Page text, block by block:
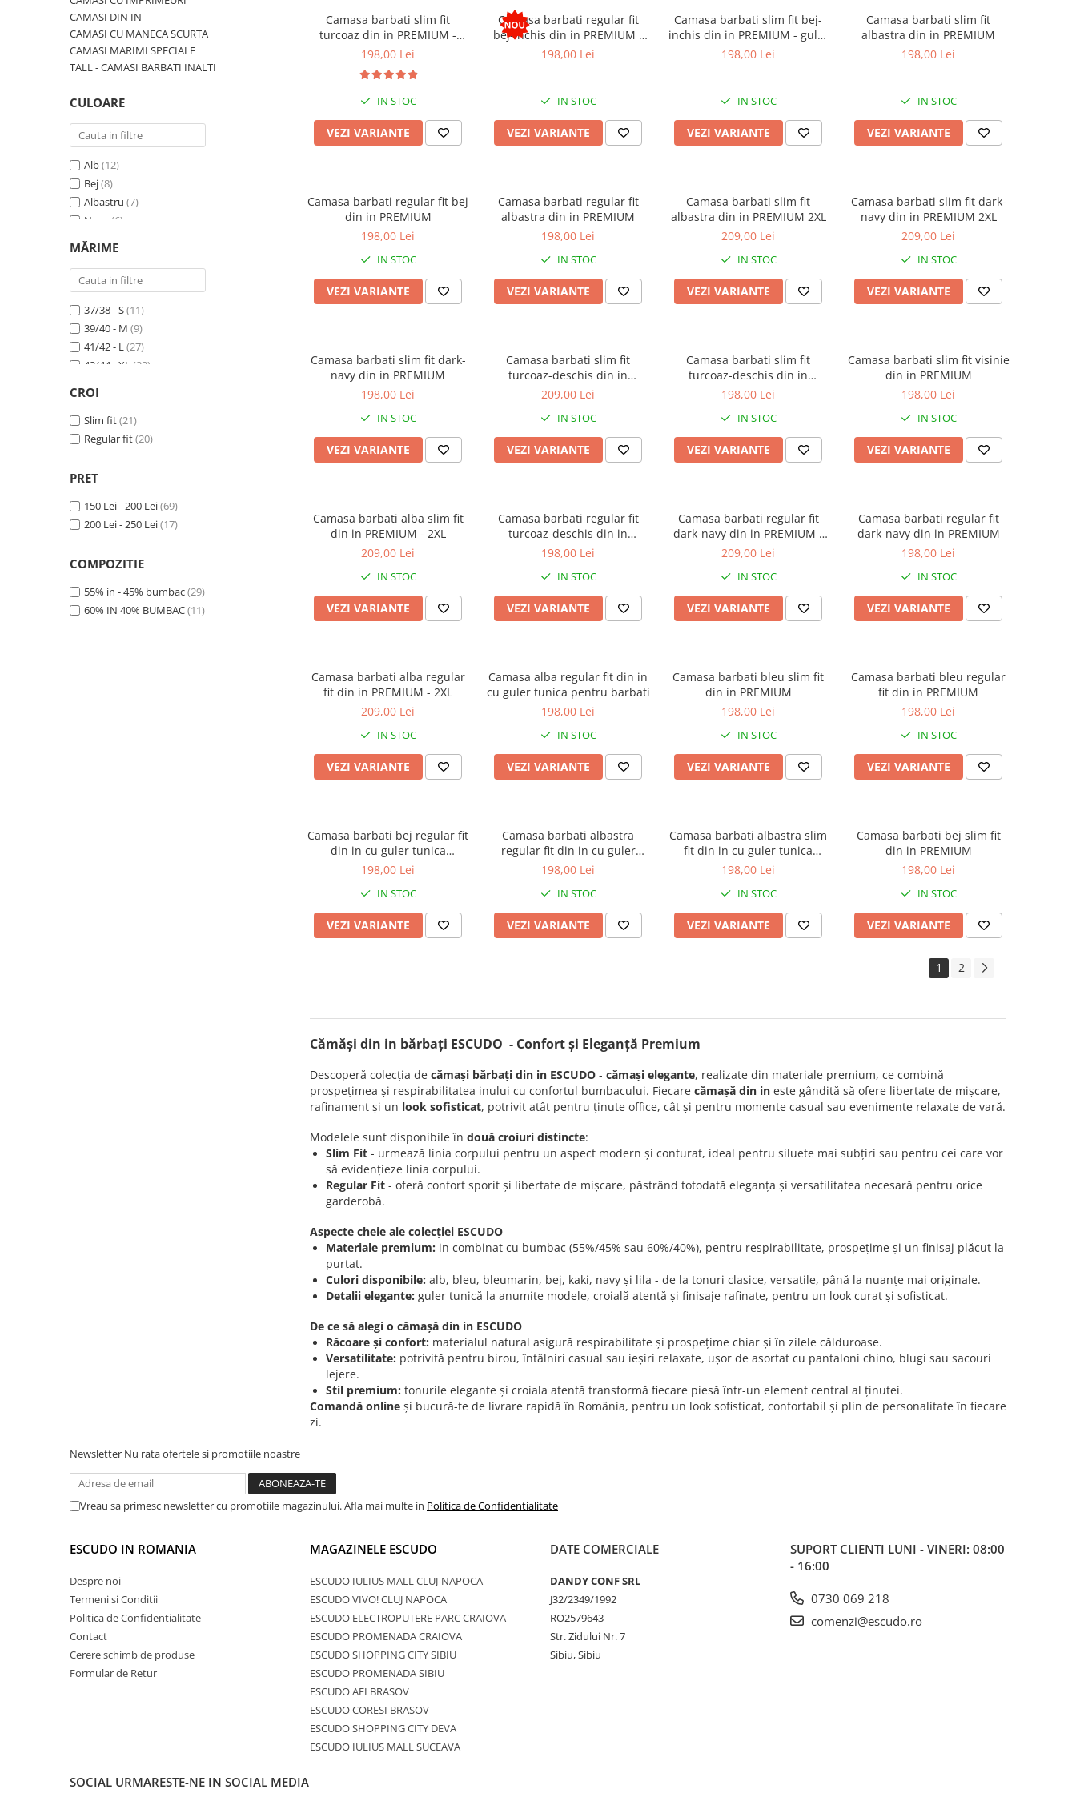
CAMASI DIN IN
CAMASI CU MANECA SCURTA
CAMASI MARIMI SPECIALE
TALL - CAMASI BARBATI INALTI
CULOARE
Alb(12)
Bej(8)
Albastru (7)
Navy (6)
Turcoaz
Bleu (2)
Jeans (1)
Visiniu(1)
MĂRIME
37/38 - S(11)
39/40 - M (9)
41/42 - L(27)
43/44 - XL (22)
46 - 2XL
CROI
Slim fit(21)
Regular fit(20)
PRET
150 Lei - 200 Lei(69)
200 Lei - 250 Lei(17)
COMPOZITIE
55% in - 45% bumbac(29)
60% IN 40% BUMBAC(11)
Camasa barbati slim fit
turcoaz din in PREMIUM -
guler tunica
198,00 Lei
IN STOC
VEZI VARIANTE
Camasa barbati regular fit
bej-inchis din in PREMIUM -
guler tunica
198,00 Lei
IN STOC
VEZI VARIANTE
Camasa barbati slim fit bej-
inchis din in PREMIUM - guler
tunica
198,00 Lei
IN STOC
VEZI VARIANTE
Camasa barbati slim fit
albastra din in PREMIUM
198,00 Lei
IN STOC
VEZI VARIANTE
Camasa barbati regular fit bej
din in PREMIUM
198,00 Lei
IN STOC
VEZI VARIANTE
Camasa barbati regular fit
albastra din in PREMIUM
198,00 Lei
IN STOC
VEZI VARIANTE
Camasa barbati slim fit
albastra din in PREMIUM 2XL
209,00 Lei
IN STOC
VEZI VARIANTE
Camasa barbati slim fit dark-
navy din in PREMIUM 2XL
209,00 Lei
IN STOC
VEZI VARIANTE
Camasa barbati slim fit dark-
navy din in PREMIUM
198,00 Lei
IN STOC
VEZI VARIANTE
Camasa barbati slim fit
turcoaz-deschis din in
PREMIUM - 2XL
209,00 Lei
IN STOC
VEZI VARIANTE
Camasa barbati slim fit
turcoaz-deschis din in
PREMIUM
198,00 Lei
IN STOC
VEZI VARIANTE
Camasa barbati slim fit visinie
din in PREMIUM
198,00 Lei
IN STOC
VEZI VARIANTE
Camasa barbati alba slim fit
din in PREMIUM - 2XL
209,00 Lei
IN STOC
VEZI VARIANTE
Camasa barbati regular fit
turcoaz-deschis din in
PREMIUM
198,00 Lei
IN STOC
VEZI VARIANTE
Camasa barbati regular fit
dark-navy din in PREMIUM -
2XL
209,00 Lei
IN STOC
VEZI VARIANTE
Camasa barbati regular fit
dark-navy din in PREMIUM
198,00 Lei
IN STOC
VEZI VARIANTE
Camasa barbati alba regular
fit din in PREMIUM - 2XL
209,00 Lei
IN STOC
VEZI VARIANTE
Camasa alba regular fit din in
cu guler tunica pentru barbati
198,00 Lei
IN STOC
VEZI VARIANTE
Camasa barbati bleu slim fit
din in PREMIUM
198,00 Lei
IN STOC
VEZI VARIANTE
Camasa barbati bleu regular
fit din in PREMIUM
198,00 Lei
IN STOC
VEZI VARIANTE
Camasa barbati bej regular fit
din in cu guler tunica
PREMIUM
198,00 Lei
IN STOC
VEZI VARIANTE
Camasa barbati albastra
regular fit din in cu guler
tunica PREMIUM
198,00 Lei
IN STOC
VEZI VARIANTE
Camasa barbati albastra slim
fit din in cu guler tunica
PREMIUM
198,00 Lei
IN STOC
VEZI VARIANTE
Camasa barbati bej slim fit
din in PREMIUM
198,00 Lei
IN STOC
VEZI VARIANTE
1 2
Cămăși din in bărbați ESCUDO - Confort și Eleganță Premium
Descoperă colecția de cămași bărbați din in ESCUDO - cămași elegante, realizate din materiale premium, ce combină
prospețimea și respirabilitatea inului cu confortul bumbacului. Fiecare cămașă din in este gândită să ofere libertate de mișcare,
rafinament și un look sofisticat, potrivit atât pentru ținute office, cât și pentru momente casual sau evenimente relaxate de vară.
Modelele sunt disponibile în două croiuri distincte:
Slim Fit - urmează linia corpului pentru un aspect modern și conturat, ideal pentru siluete mai subțiri sau pentru cei care vor
să evidențieze linia corpului.
Regular Fit - oferă confort sporit și libertate de mișcare, păstrând totodată eleganța și versatilitatea necesară pentru orice
garderobă.
Aspecte cheie ale colecției ESCUDO
Materiale premium: in combinat cu bumbac (55%/45% sau 60%/40%), pentru respirabilitate, prospețime și un finisaj plăcut la
purtat.
Culori disponibile: alb, bleu, bleumarin, bej, kaki, navy și lila - de la tonuri clasice, versatile, până la nuanțe mai originale.
Detalii elegante: guler tunică la anumite modele, croială atentă și finisaje rafinate, pentru un look curat și sofisticat.
De ce să alegi o cămașă din in ESCUDO
Răcoare și confort: materialul natural asigură respirabilitate și prospețime chiar și în zilele călduroase.
Versatilitate: potrivită pentru birou, întâlniri casual sau ieșiri relaxate, ușor de asortat cu pantaloni chino, blugi sau sacouri
lejere.
Stil premium: tonurile elegante și croiala atentă transformă fiecare piesă într-un element central al ținutei.
Comandă online și bucură-te de livrare rapidă în România, pentru un look sofisticat, confortabil și plin de personalitate în fiecare
zi.
Newsletter Nu rata ofertele si promotiile noastre
Vreau sa primesc newsletter cu promotiile magazinului. Afla mai multe in Politica de Confidentialitate
ESCUDO IN ROMANIA
Despre noi
Termeni si Conditii
Politica de Confidentialitate
Contact
Cerere schimb de produse
Formular de Retur
MAGAZINELE ESCUDO
ESCUDO IULIUS MALL CLUJ-NAPOCA
ESCUDO VIVO! CLUJ NAPOCA
ESCUDO ELECTROPUTERE PARC CRAIOVA
ESCUDO PROMENADA CRAIOVA
ESCUDO SHOPPING CITY SIBIU
ESCUDO PROMENADA SIBIU
ESCUDO AFI BRASOV
ESCUDO CORESI BRASOV
ESCUDO SHOPPING CITY DEVA
ESCUDO IULIUS MALL SUCEAVA
DATE COMERCIALE
DANDY CONF SRL
J32/2349/1992
RO2579643
Str. Zidului Nr. 7
Sibiu, Sibiu
SUPORT CLIENTI LUNI - VINERI: 08:00
- 16:00
0730 069 218
comenzi@escudo.ro
SOCIAL URMARESTE-NE IN SOCIAL MEDIA